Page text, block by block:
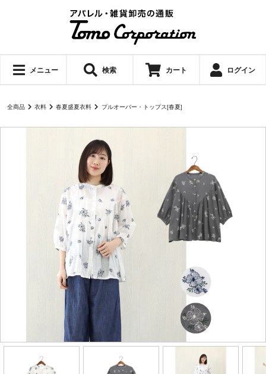
メニュー 検索 カート ログイン
全商品 衣料 春夏盛夏衣料 プルオーバー・トップス[春夏]